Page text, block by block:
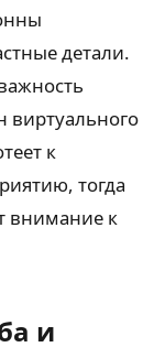
детали.
виртуального
к
тогда
внимание к
и